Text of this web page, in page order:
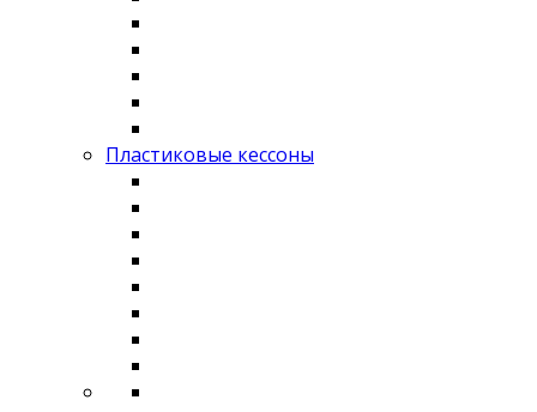
Пластиковые кессоны